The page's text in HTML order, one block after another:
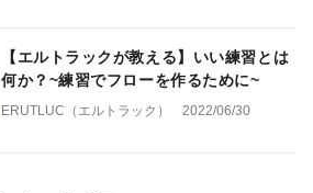
【エルトラックが教える】いい練習とは
何か？~練習でフローを作るために~
ERUTLUC（エルトラック） 2022/06/30